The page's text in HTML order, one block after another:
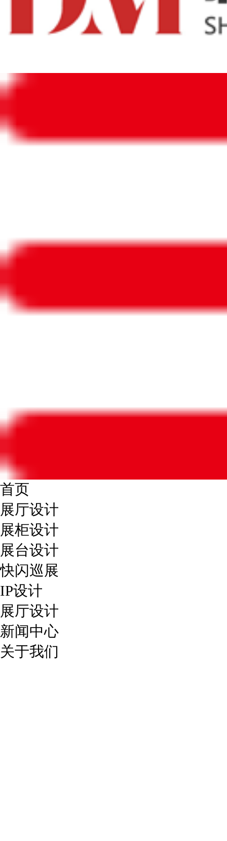
首页
展厅设计
展柜设计
展台设计
快闪巡展
IP设计
展厅设计
新闻中心
关于我们